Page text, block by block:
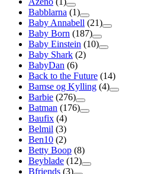
Babblarna (1)
Baby Annabell (21)
Baby Born (187)
Baby Einstein (10)
Baby Shark (2)
BabyDan (6)
Back to the Future (14)
Bamse og Kylling (4)
Barbie (276)
Batman (176)
Baufix (4)
Belmil (3)
Ben10 (2)
Betty Boop (8)
Beyblade (12)
Bfriends (3)